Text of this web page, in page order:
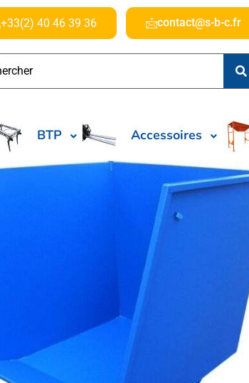
+33(2) 40 46 39 36 contact@s-b-c.fr
BTP Accessoires